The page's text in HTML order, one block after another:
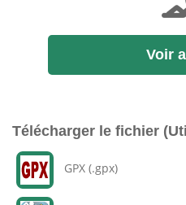
Voir
Télécharger le fichier
GPX (.gpx)